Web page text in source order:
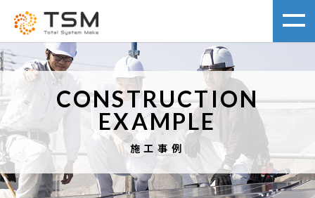
CONSTRUCTION
EXAMPLE
施工事例